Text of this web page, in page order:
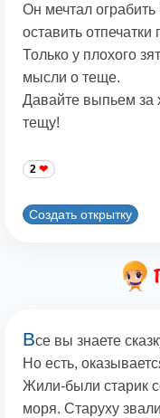
Он мечтал
оставить
Только у плохого
мысли о теще.
Давайте выпьем за
тещу!
2
Создать открытку
Все вы знаете
Но есть,
Жили-были старик
моря. Старуху